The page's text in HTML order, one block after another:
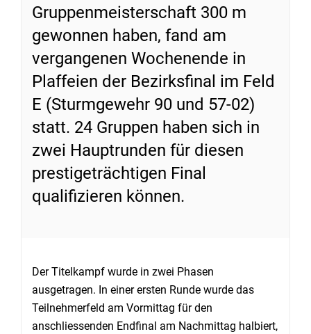
Gruppenmeisterschaft 300 m
gewonnen haben, fand am
vergangenen Wochenende in
Plaffeien der Bezirksfinal im Feld
E (Sturmgewehr 90 und 57-02)
statt. 24 Gruppen haben sich in
zwei Hauptrunden für diesen
prestigeträchtigen Final
qualifizieren können.
Der Titelkampf wurde in zwei Phasen
ausgetragen. In einer ersten Runde wurde das
Teilnehmerfeld am Vormittag für den
anschliessenden Endfinal am Nachmittag halbiert,